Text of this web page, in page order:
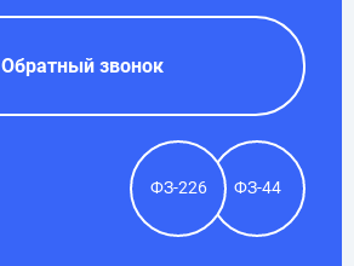
Обратный звонок
ФЗ-226 ФЗ-44